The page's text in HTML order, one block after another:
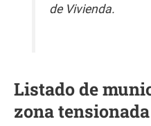
de Vivienda.
Listado de
zona